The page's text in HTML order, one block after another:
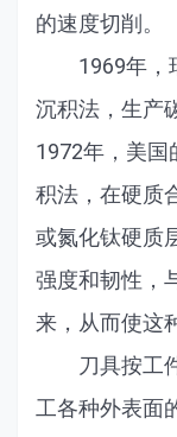
的速度切削。
1969年，瑞
沉积法，生产
1972年，美国
积法，在硬质
或氮化钛硬质
强度和韧性，
来，从而使这
刀具按工件
工各种外表面